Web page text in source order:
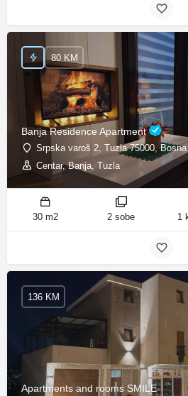
Banja Residence Apartment
Srpska varoš 2, Tuzla 75000,
Centar, Banja, Tuzla
80 KM
30 m2 2 sobe 1
Apartments and rooms SMILE
136 KM